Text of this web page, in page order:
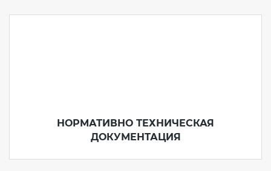
НОРМАТИВНО ТЕХНИЧЕСКАЯ
ДОКУМЕНТАЦИЯ